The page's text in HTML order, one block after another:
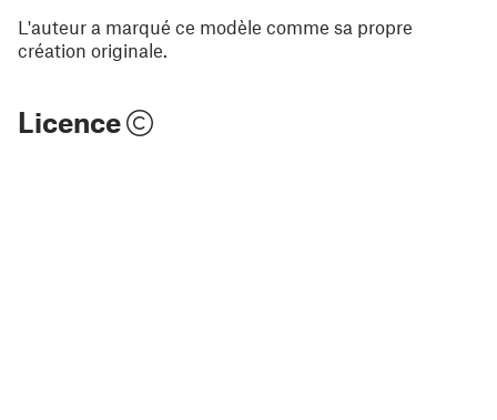
L'auteur a marqué ce modèle comme sa propre
création originale.
Licence